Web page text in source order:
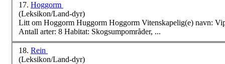
17. Hoggorm
(Leksikon/Land-dyr)
Litt om Hoggorm Huggorm Hoggorm Vitenskapelig(e) navn: Vipera berus Norsk(e) navn: Hoggorm, Huggorm Hører til: hoggormfamilien, slanger, skjellkrypdyr
Antall arter : 8 Habitat: Skogsumpområder, ...
18. Rein
(Leksikon/Land-dyr)